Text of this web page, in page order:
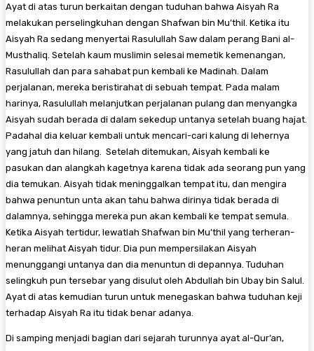
Ayat di atas turun berkaitan dengan tuduhan bahwa Aisyah Ra
melakukan perselingkuhan dengan Shafwan bin Mu’thil. Ketika itu
Aisyah Ra sedang menyertai Rasulullah Saw dalam perang Bani al-
Musthaliq. Setelah kaum muslimin selesai memetik kemenangan,
Rasulullah dan para sahabat pun kembali ke Madinah. Dalam
perjalanan, mereka beristirahat di sebuah tempat. Pada malam
harinya, Rasulullah melanjutkan perjalanan pulang dan menyangka
Aisyah sudah berada di dalam sekedup untanya setelah buang hajat.
Padahal dia keluar kembali untuk mencari-cari kalung di lehernya
yang jatuh dan hilang. Setelah ditemukan, Aisyah kembali ke
pasukan dan alangkah kagetnya karena tidak ada seorang pun yang
dia temukan. Aisyah tidak meninggalkan tempat itu, dan mengira
bahwa penuntun unta akan tahu bahwa dirinya tidak berada di
dalamnya, sehingga mereka pun akan kembali ke tempat semula.
Ketika Aisyah tertidur, lewatlah Shafwan bin Mu’thil yang terheran-
heran melihat Aisyah tidur. Dia pun mempersilakan Aisyah
menunggangi untanya dan dia menuntun di depannya. Tuduhan
selingkuh pun tersebar yang disulut oleh Abdullah bin Ubay bin Salul.
Ayat di atas kemudian turun untuk menegaskan bahwa tuduhan keji
terhadap Aisyah Ra itu tidak benar adanya.
Di samping menjadi bagian dari sejarah turunnya ayat al-Qur’an,